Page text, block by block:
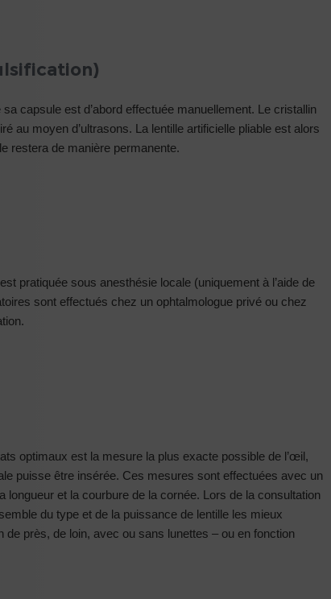
capsule est d’abord effectuée manuellement. Le cristallin
au moyen d’ultrasons. La lentille artificielle pliable est alors
restera de manière permanente.
pratiquée sous anesthésie locale (uniquement à l’aide de
sont effectués chez un ophtalmologue privé ou chez
optimaux est la mesure la plus exacte possible de l’œil,
puisse être insérée. Ces mesures sont effectuées avec un
et la courbure de la cornée. Lors de la consultation
du type et de la puissance de lentille les mieux
près, de loin, avec ou sans lunettes – ou en fonction